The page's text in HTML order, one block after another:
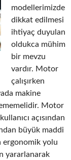
modellerimizde
dikkat edilmesi
ihtiyaç duyulan
oldukca mühim
bir mevzu
vardır. Motor
çalışırken
makine
Motor
açısından
büyük maddi
ergonomik yolu
yararlanarak